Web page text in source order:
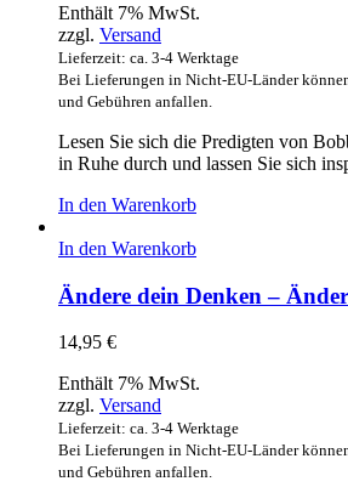
Enthält 7% MwSt.
zzgl. Versand
Lieferzeit: ca. 3-4 Werktage
Bei Lieferungen in Nicht-EU-Länder
und Gebühren anfallen.
Lesen Sie sich die Predigten von
in Ruhe durch und lassen Sie sich
In den Warenkorb
In den Warenkorb
Ändere dein Denken –
14,95 €
Enthält 7% MwSt.
zzgl. Versand
Lieferzeit: ca. 3-4 Werktage
Bei Lieferungen in Nicht-EU-Länder
und Gebühren anfallen.